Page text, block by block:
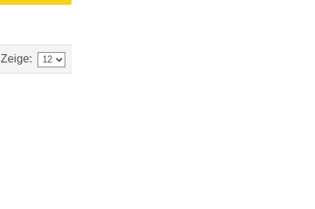
Zeige